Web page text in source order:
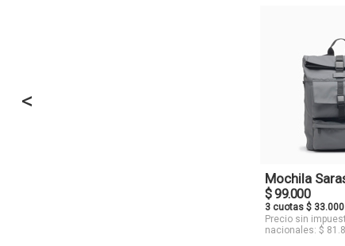
<
Mochila
$ 99.000
3 cuotas $
Precio sin
nacionales: $